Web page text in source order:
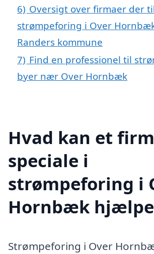
6) Oversigt over firmaer der
strømpeforing i Over
Randers kommune
7) Find en professionel til
byer nær Over Hornbæk
Hvad kan et
speciale i
strømpeforing i
Hornbæk hjælpe
Strømpeforing i Over